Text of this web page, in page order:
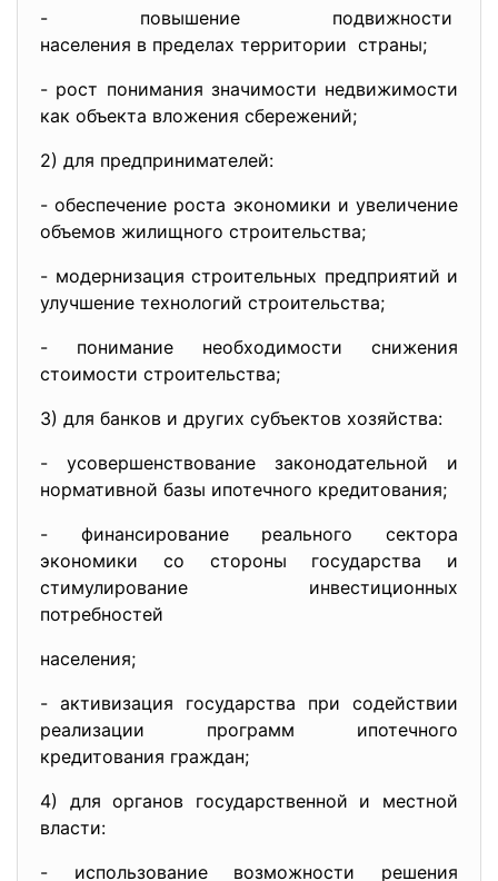
- повышение подвижности
населения в пределах территории страны;
- рост понимания значимости недвижимости
как объекта вложения сбережений;
2) для предпринимателей:
- обеспечение роста экономики и увеличение
объемов жилищного строительства;
- модернизация строительных предприятий и
улучшение технологий строительства;
- понимание необходимости снижения
стоимости строительства;
3) для банков и других субъектов хозяйства:
- усовершенствование законодательной и
нормативной базы ипотечного кредитования;
- финансирование реального сектора
экономики со стороны государства и
стимулирование инвестиционных
потребностей
населения;
- активизация государства при содействии
реализации программ ипотечного
кредитования граждан;
4) для органов государственной и местной
власти:
- использование возможности решения